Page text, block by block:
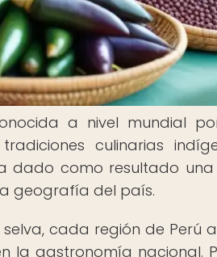
a nivel mundial
culinarias
dado como resultado
geografía del país.
cada región de Perú
la gastronomía nacional.